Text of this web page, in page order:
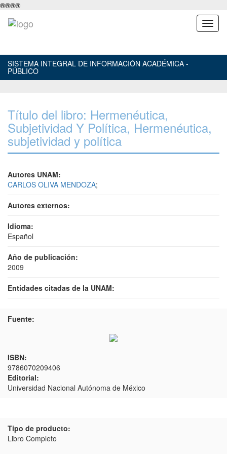
®®®®
SISTEMA INTEGRAL DE INFORMACIÓN ACADÉMICA -
PÚBLICO
Título del libro: Hermenéutica,
Subjetividad Y Política, Hermenéutica,
subjetividad y política
Autores UNAM:
CARLOS OLIVA MENDOZA;
Autores externos:
Idioma:
Español
Año de publicación:
2009
Entidades citadas de la UNAM:
Fuente:
ISBN:
9786070209406
Editorial:
Universidad Nacional Autónoma de México
Tipo de producto:
Libro Completo